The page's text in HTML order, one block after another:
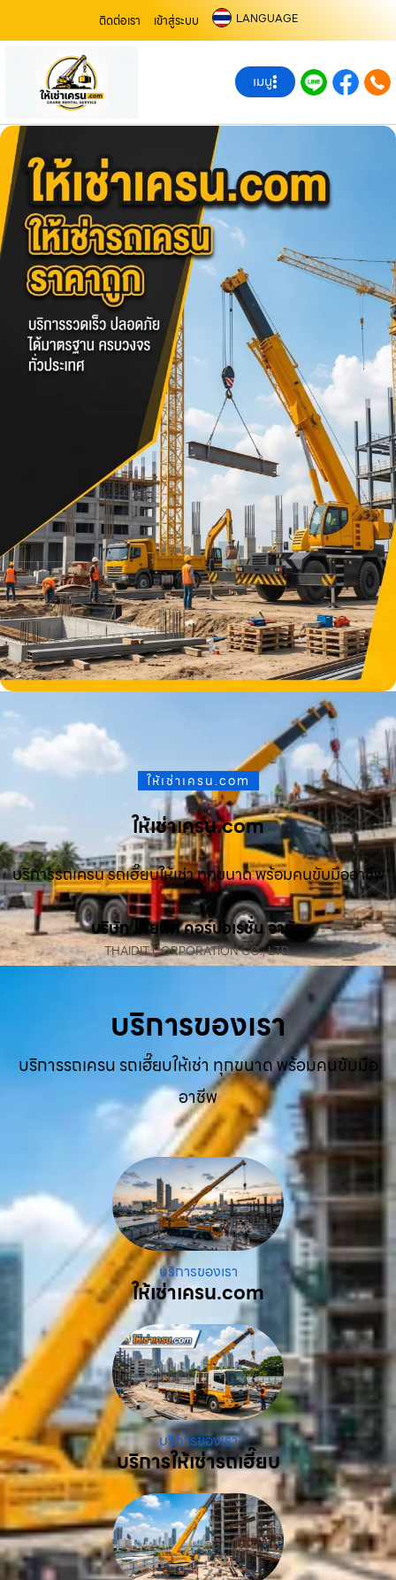
ติดต่อเรา เข้าสู่ระบบ LANGUAGE
เมนู
ให้เช่าเครน.com
ให้เช่าเครน.com
บริการรถเครน รถเฮี๊ยบให้เช่า ทุกขนาด พร้อมคนขับมืออาชีพ
บริษัท ไทยดิท คอร์ปอเรชั่น จำกัด
THAIDIT CORPORATION CO., LTD.
บริการของเรา
บริการรถเครน รถเฮี๊ยบให้เช่า ทุกขนาด พร้อมคนขับมือ
อาชีพ
บริการของเรา
ให้เช่าเครน.com
บริการของเรา
บริการให้เช่ารถเฮี๊ยบ